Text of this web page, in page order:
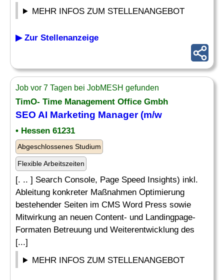
MEHR INFOS ZUM STELLENANGEBOT
▶ Zur Stellenanzeige
Job vor 7 Tagen bei JobMESH gefunden
TimO- Time Management Office Gmbh
SEO AI Marketing Manager (m/w
• Hessen 61231
Abgeschlossenes Studium
Flexible Arbeitszeiten
[. .. ] Search Console, Page Speed Insights) inkl.
Ableitung konkreter Maßnahmen Optimierung
bestehender Seiten im CMS Word Press sowie
Mitwirkung an neuen Content- und Landingpage-
Formaten Betreuung und Weiterentwicklung des
[...]
MEHR INFOS ZUM STELLENANGEBOT